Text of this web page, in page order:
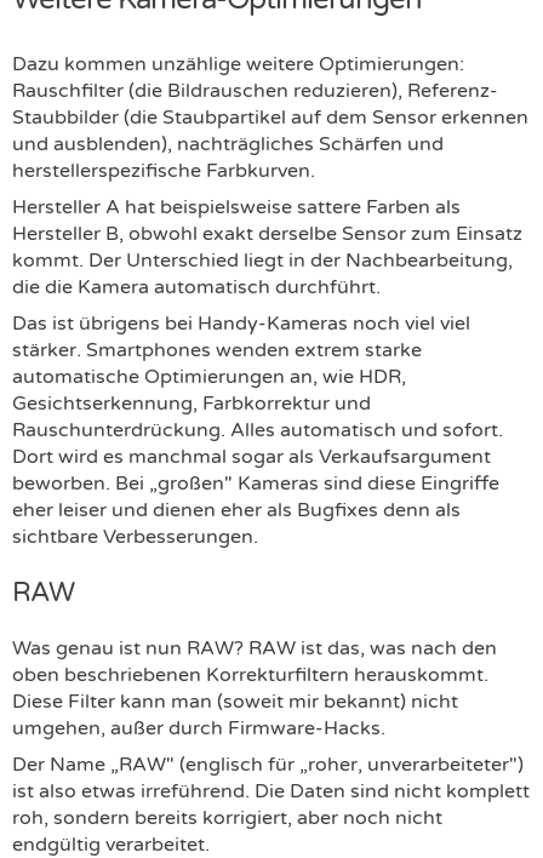
Dazu kommen unzählige weitere Optimierungen:
Rauschfilter (die Bildrauschen reduzieren), Referenz-
Staubbilder (die Staubpartikel auf dem Sensor erkennen
und ausblenden), nachträgliches Schärfen und
herstellerspezifische Farbkurven.
Hersteller A hat beispielsweise sattere Farben als
Hersteller B, obwohl exakt derselbe Sensor zum Einsatz
kommt. Der Unterschied liegt in der Nachbearbeitung,
die die Kamera automatisch durchführt.
Das ist übrigens bei Handy-Kameras noch viel viel
stärker. Smartphones wenden extrem starke
automatische Optimierungen an, wie HDR,
Gesichtserkennung, Farbkorrektur und
Rauschunterdrückung. Alles automatisch und sofort.
Dort wird es manchmal sogar als Verkaufsargument
beworben. Bei „großen" Kameras sind diese Eingriffe
eher leiser und dienen eher als Bugfixes denn als
sichtbare Verbesserungen.
RAW
Was genau ist nun RAW? RAW ist das, was nach den
oben beschriebenen Korrekturfiltern herauskommt.
Diese Filter kann man (soweit mir bekannt) nicht
umgehen, außer durch Firmware-Hacks.
Der Name „RAW" (englisch für „roher, unverarbeiteter")
ist also etwas irreführend. Die Daten sind nicht komplett
roh, sondern bereits korrigiert, aber noch nicht
endgültig verarbeitet.